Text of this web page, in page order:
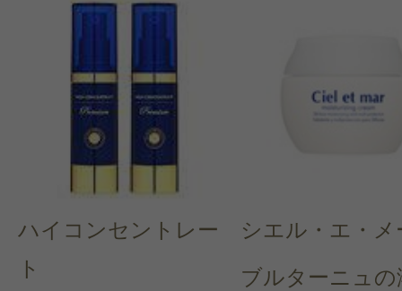
ハイコンセントレー
ト
シエル・エ・メ
ブルターニュの